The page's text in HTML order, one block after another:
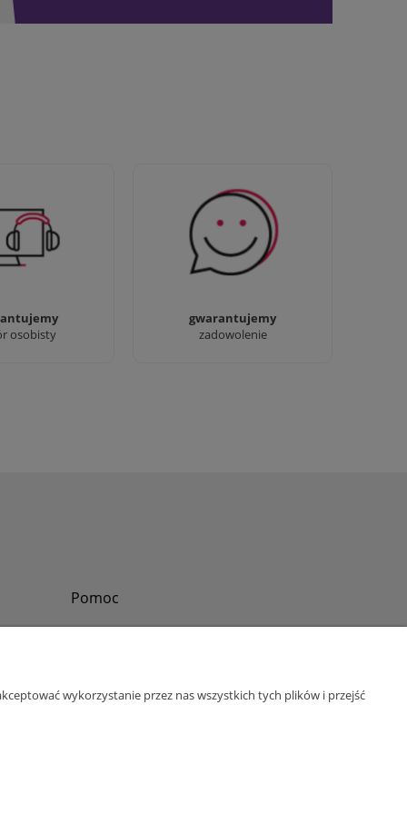
osobisty
:) możesz
nasze sklepy
gwarantujemy
zadowolenie
Sprawdź nasze 100%
zadowolenia Klientów
Pomoc
bok@abinvest.info
wykorzystanie przez nas wszystkich tych plików i przejść